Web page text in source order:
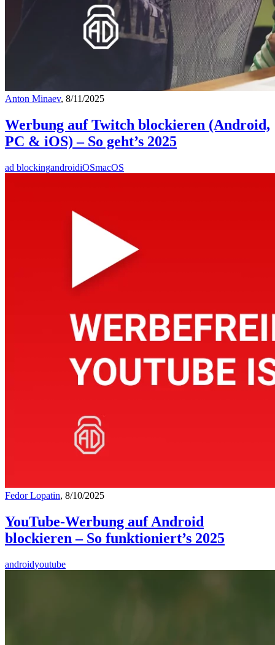
Anton Minaev, 8/11/2025
Werbung auf Twitch blockieren (Android,
PC & iOS) – So geht’s 2025
ad blockingandroidiOSmacOS
Fedor Lopatin, 8/10/2025
YouTube-Werbung auf Android
blockieren – So funktioniert’s 2025
androidyoutube